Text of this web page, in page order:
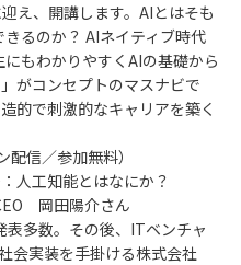
え、開講します。AIとはそも
るのか？ AIネイティブ時代
もわかりやすくAIの基礎から
がコンセプトのマスナビで
的で刺激的なキャリアを築く
信／参加無料）
人工知能とはなにか？
岡田陽介さん
表多数。その後、ITベンチャ
会実装を手掛ける株式会社